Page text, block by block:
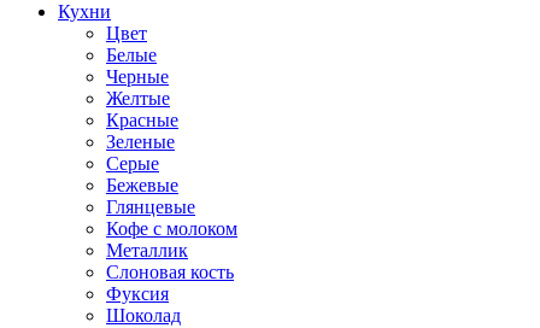
Кухни
Цвет
Белые
Черные
Желтые
Красные
Зеленые
Серые
Бежевые
Глянцевые
Кофе с молоком
Металлик
Слоновая кость
Фуксия
Шоколад